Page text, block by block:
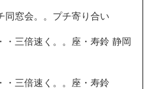
同窓会。。プチ寄り合い
・三倍速く。。座・寿鈴 静岡
・三倍速く。。座・寿鈴